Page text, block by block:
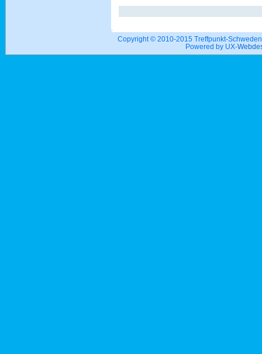
Copyright © 2010-2015 Treffpunkt-
Powered by UX-